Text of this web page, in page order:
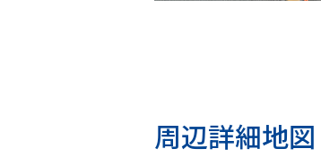
周辺詳細地図